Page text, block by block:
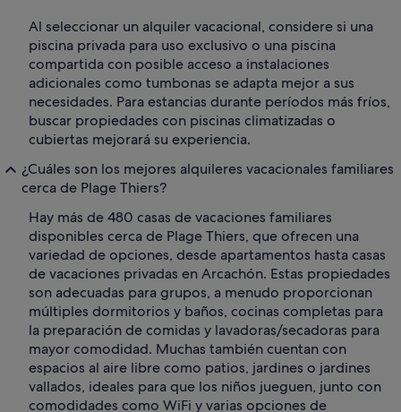
Al seleccionar un alquiler vacacional, considere si una
piscina privada para uso exclusivo o una piscina
compartida con posible acceso a instalaciones
adicionales como tumbonas se adapta mejor a sus
necesidades. Para estancias durante períodos más fríos,
buscar propiedades con piscinas climatizadas o
cubiertas mejorará su experiencia.
¿Cuáles son los mejores alquileres vacacionales familiares
cerca de Plage Thiers?
Hay más de 480 casas de vacaciones familiares
disponibles cerca de Plage Thiers, que ofrecen una
variedad de opciones, desde apartamentos hasta casas
de vacaciones privadas en Arcachón. Estas propiedades
son adecuadas para grupos, a menudo proporcionan
múltiples dormitorios y baños, cocinas completas para
la preparación de comidas y lavadoras/secadoras para
mayor comodidad. Muchas también cuentan con
espacios al aire libre como patios, jardines o jardines
vallados, ideales para que los niños jueguen, junto con
comodidades como WiFi y varias opciones de